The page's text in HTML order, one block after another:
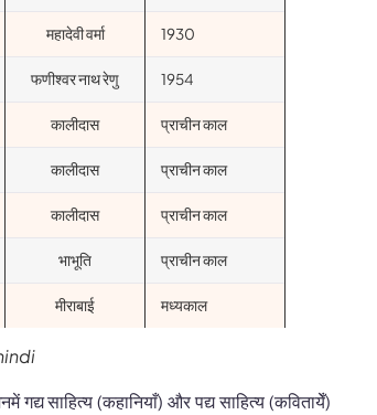
महादेवी वर्मा 1930
फणीश्वर नाथ रेणु 1954
कालीदास प्राचीन काल
कालीदास प्राचीन काल
कालीदास प्राचीन काल
भाभूति प्राचीन काल
मीराबाई मध्यकाल
साहित्य (कहानियाँ) और पद्य साहित्य (कवितायेँ)